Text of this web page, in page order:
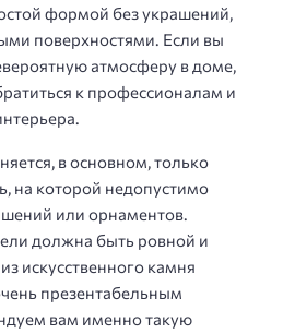
формой без украшений,
поверхностями. Если вы
атмосферу в доме,
к профессионалам и
в основном, только
на которой недопустимо
или орнаментов.
должна быть ровной и
искусственного камня
презентабельным
вам именно такую